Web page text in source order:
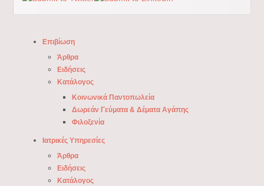
Επιβίωση
Άρθρα
Ειδήσεις
Κατάλογος
Κοινωνικά Παντοπωλεία
Δωρεάν Γεύματα & Δέματα Αγάπης
Φιλοξενία
Ιατρικές Υπηρεσίες
Άρθρα
Ειδήσεις
Κατάλογος